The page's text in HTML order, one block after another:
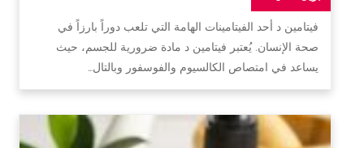
فيتامين د أحد الفيتامينات الهامة التي تلعب دوراً بارزاً في
صحة الإنسان. يُعتبر فيتامين د مادة ضرورية للجسم، حيث
يساعد في امتصاص الكالسيوم والفوسفور وبالتال…